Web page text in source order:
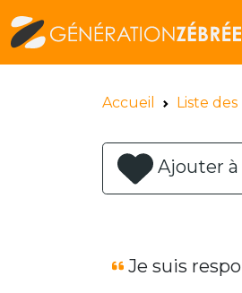
Accueil Liste
Ajouter
Je suis